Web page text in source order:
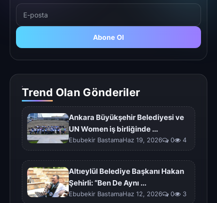
Abone Ol
Trend Olan Gönderiler
Ankara Büyükşehir Belediyesi ve
UN Women iş birliğinde ...
Ebubekir BastamaHaz 19, 2026 0 4
Altıeylül Belediye Başkanı Hakan
Şehirli: “Ben De Aynı ...
Ebubekir BastamaHaz 12, 2026 0 3